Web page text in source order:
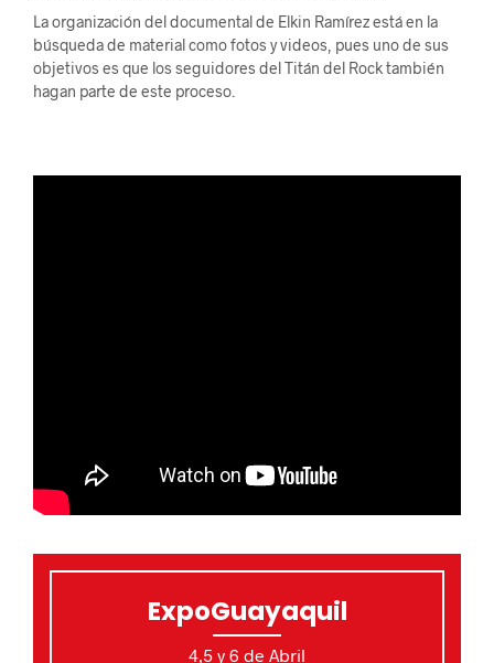
La organización del documental de Elkin Ramírez está en la
búsqueda de material como fotos y videos, pues uno de sus
objetivos es que los seguidores del Titán del Rock también
hagan parte de este proceso.
ExpoGuayaquil
4,5 y 6 de Abril